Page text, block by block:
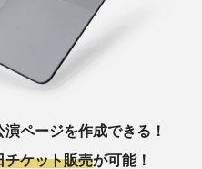
ページを作成できる！
チケット販売が可能！